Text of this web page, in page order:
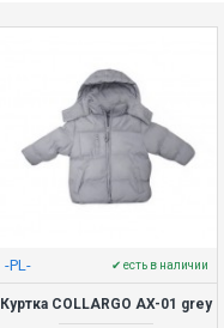
-PL- ✔ есть в наличии
Куртка COLLARGO AX-01 grey